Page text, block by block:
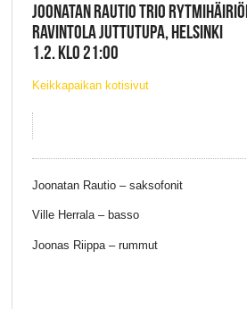
JOONATAN RAUTIO TRIO
RAVINTOLA JUTTUTUPA, HELSINKI
1.2. KLO 21:00
Keikkapaikan kotisivut
Joonatan Rautio – saksofonit
Ville Herrala – basso
Joonas Riippa – rummut